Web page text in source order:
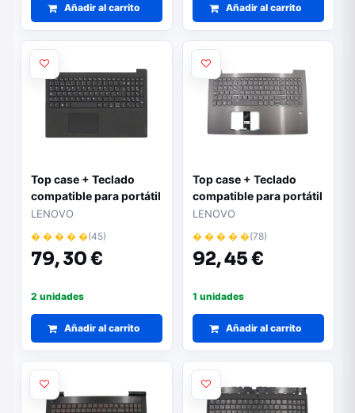
Añadir al carrito Añadir al carrito
Top case + Teclado
compatible para portátil
LENOVO V15-IIL Negro
5CB0X57069
LENOVO
� � � � �(45)
79,30 €
2 unidades
Añadir al carrito
Top case + Teclado
compatible para portátil
LENOVO V330-15ikb
Gris oscuro
5CB0Q60182
LENOVO
� � � � �(78)
92,45 €
1 unidades
Añadir al carrito